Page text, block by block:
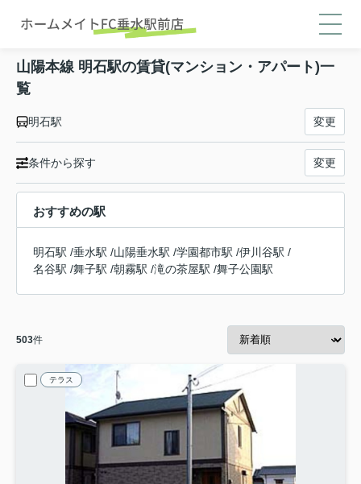
山陽本線 明石駅の賃貸(マンション・アパート)一
覧
明石駅 変更
条件から探す 変更
おすすめの駅
明石駅 /垂水駅 /山陽垂水駅 /学園都市駅 /伊川谷駅 /
名谷駅 /舞子駅 /朝霧駅 /滝の茶屋駅 /舞子公園駅
503件
テラス